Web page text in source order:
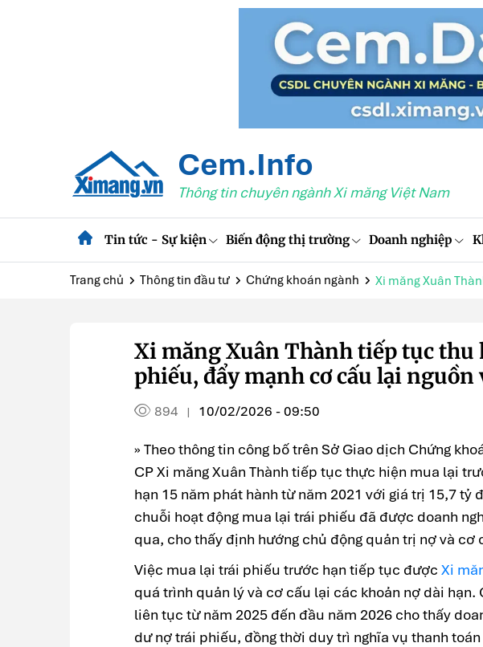
Cem.Info
Thông tin chuyên ngành Xi măng Việt Nam
Tin tức - Sự kiện Biến động thị trường Doanh nghiệp
Trang chủ Thông tin đầu tư Chứng khoán ngành Xi măng Xuân
Xi măng Xuân Thành tiếp tục thu
phiếu, đẩy mạnh cơ cấu lại nguồn
894 | 10/02/2026 - 09:50
» Theo thông tin công bố trên Sở Giao dịch Chứng
CP Xi măng Xuân Thành tiếp tục thực hiện mua lại
hạn 15 năm phát hành từ năm 2021 với giá trị 15,7 tỷ
chuỗi hoạt động mua lại trái phiếu đã được doanh
qua, cho thấy định hướng chủ động quản trị nợ và cơ
Việc mua lại trái phiếu trước hạn tiếp tục được Xi
quá trình quản lý và cơ cấu lại các khoản nợ dài
liên tục từ năm 2025 đến đầu năm 2026 cho thấy
dư nợ trái phiếu, đồng thời duy trì nghĩa vụ thanh